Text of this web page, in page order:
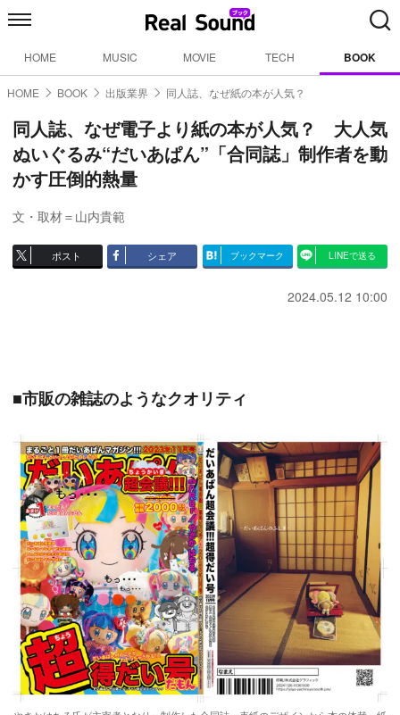
HOME MUSIC MOVIE TECH BOOK
HOME BOOK 出版業界 同人誌、なぜ紙の本が人気？
同人誌、なぜ電子より紙の本が人気？ 大人気
ぬいぐるみ“だいあぱん”「合同誌」制作者を動
かす圧倒的熱量
文・取材＝山内貴範
ポスト シェア ブックマーク LINEで送る
2024.05.12 10:00
■市販の雑誌のようなクオリティ